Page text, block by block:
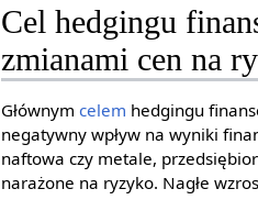
Cel hedgingu
zmianami cen na
Głównymcelem hedgingu
negatywny wpływ na wyniki
naftowa czy metale,
narażone na ryzyko. Nagłe